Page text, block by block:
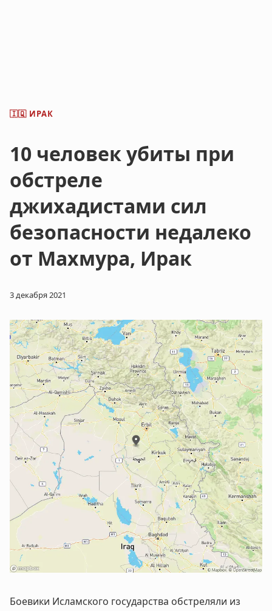
🇮🇶 ИРАК
10 человек убиты при
обстреле
джихадистами сил
безопасности недалеко
от Махмура, Ирак
3 декабря 2021
Боевики Исламского государства обстреляли из